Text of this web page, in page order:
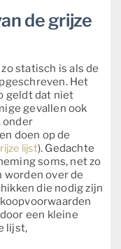
de grijze
statisch is als de
Het
geldt dat niet
gevallen ook
onder
doen op de
lijst). Gedachte
soms, net zo
worden over de
die nodig zijn
een kleine
lijst,